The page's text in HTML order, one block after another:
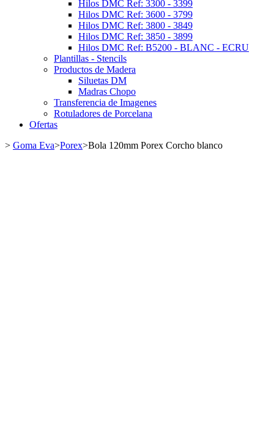
Hilos DMC Ref: 3300 - 3399
Hilos DMC Ref: 3600 - 3799
Hilos DMC Ref: 3800 - 3849
Hilos DMC Ref: 3850 - 3899
Hilos DMC Ref: B5200 - BLANC - ECRU
Plantillas - Stencils
Productos de Madera
Siluetas DM
Madras Chopo
Transferencia de Imagenes
Rotuladores de Porcelana
Ofertas
> Goma Eva>Porex>Bola 120mm Porex Corcho blanco